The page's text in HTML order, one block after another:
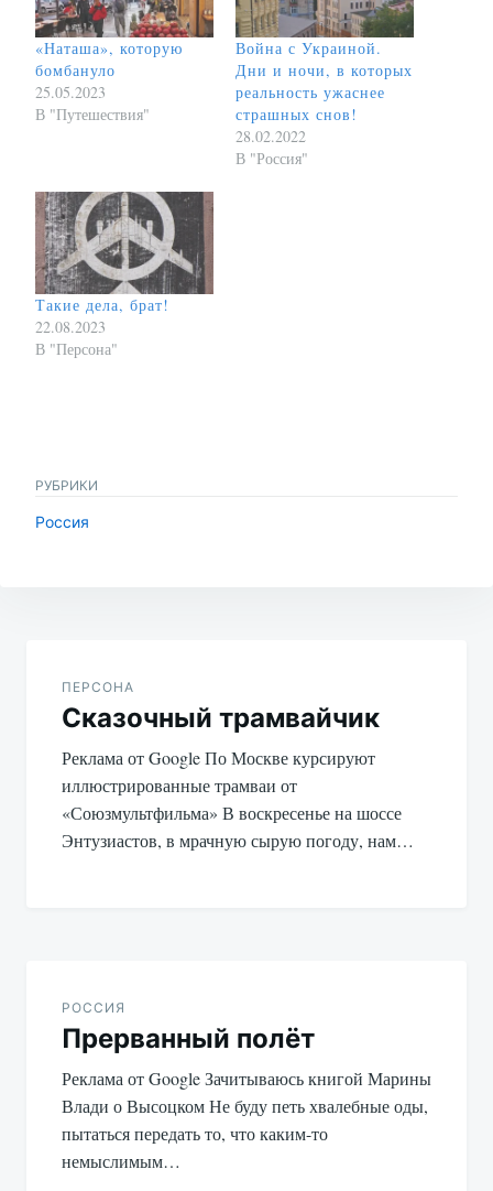
«Наташа», которую
бомбануло
25.05.2023
В "Путешествия"
Война с Украиной.
Дни и ночи, в которых
реальность ужаснее
страшных снов!
28.02.2022
В "Россия"
Такие дела, брат!
22.08.2023
В "Персона"
РУБРИКИ
Россия
записям
ПЕРСОНА
Сказочный трамвайчик
Реклама от Google По Москве курсируют
иллюстрированные трамваи от
«Союзмультфильма» В воскресенье на шоссе
Энтузиастов, в мрачную сырую погоду, нам…
РОССИЯ
Прерванный полёт
Реклама от Google Зачитываюсь книгой Марины
Влади о Высоцком Не буду петь хвалебные оды,
пытаться передать то, что каким-то
немыслимым…